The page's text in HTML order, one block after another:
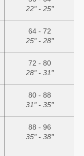
22" - 25"
64 - 72
25" - 28"
72 - 80
28" - 31"
80 - 88
31" - 35"
88 - 96
35" - 38"